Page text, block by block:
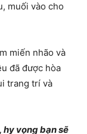
muối vào cho
miến nhão và
đã được hòa
trang trí và
vọng bạn sẽ